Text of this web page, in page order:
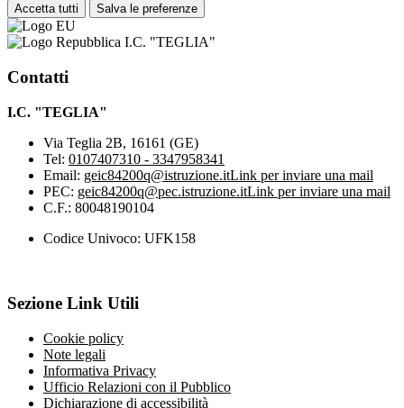
Accetta tutti Salva le preferenze
I.C. "TEGLIA"
Contatti
I.C. "TEGLIA"
Via Teglia 2B, 16161 (GE)
Tel: 0107407310 - 3347958341
Email: geic84200q@istruzione.itLink per inviare una mail
PEC: geic84200q@pec.istruzione.itLink per inviare una mail
C.F.: 80048190104
Codice Univoco: UFK158
Sezione Link Utili
Cookie policy
Note legali
Informativa Privacy
Ufficio Relazioni con il Pubblico
Dichiarazione di accessibilità